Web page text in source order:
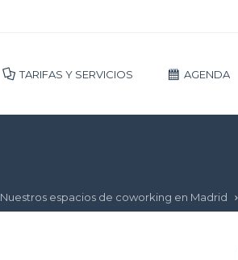
TARIFAS Y SERVICIOS AGENDA
Nuestros espacios de coworking en Madrid